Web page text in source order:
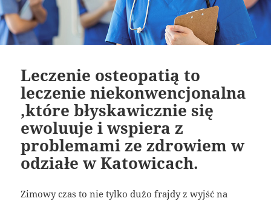
Leczenie osteopatią to
leczenie niekonwencjonalna
,które błyskawicznie się
ewoluuje i wspiera z
problemami ze zdrowiem w
odziałe w Katowicach.
Zimowy czas to nie tylko dużo frajdy z wyjść na